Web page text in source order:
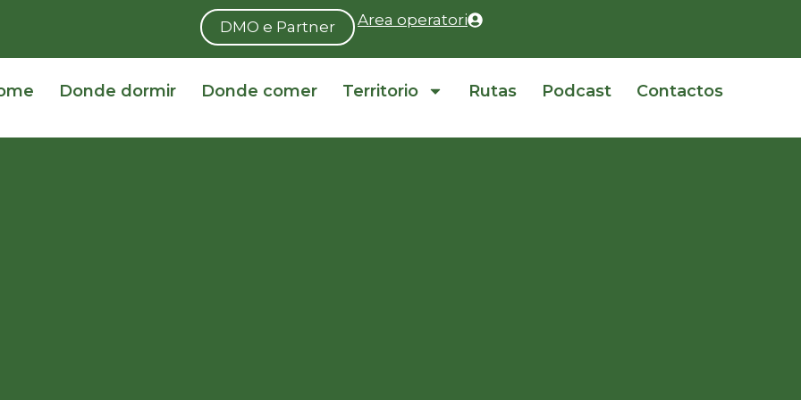
DMO e Partner Area operatori
Donde dormir Donde comer Territorio Rutas Podcast Contactos